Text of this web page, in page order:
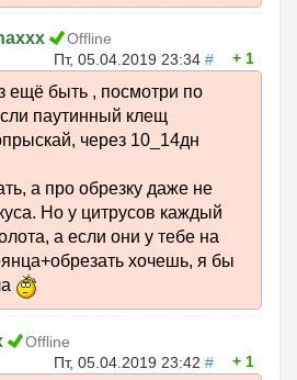
Offline
Пт, 05.04.2019 23:34 # 1
ещё быть , посмотри по
паутинный клещ
через 10_14дн
а про обрезку даже не
Но у цитрусов каждый
а если они у тебе на
хочешь, я бы
Offline
Пт, 05.04.2019 23:42 # 1